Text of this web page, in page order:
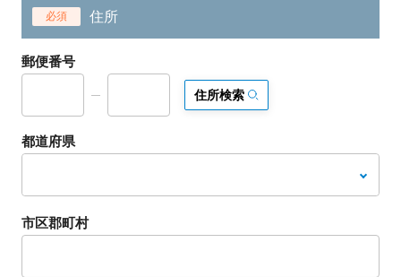
必須 住所
郵便番号
住所検索
都道府県
市区郡町村